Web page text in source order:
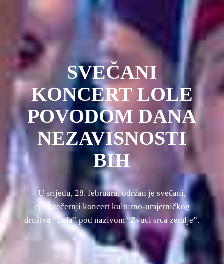
SVEČANI
KONCERT LOLE
POVODOM DANA
NEZAVISNOSTI
BIH
U srijedu, 28. februara, održan je svečani,
cjelovečernji koncert kulturno-umjetničkog
društva “Lola” pod nazivom “Zvuci srca zemlje”.